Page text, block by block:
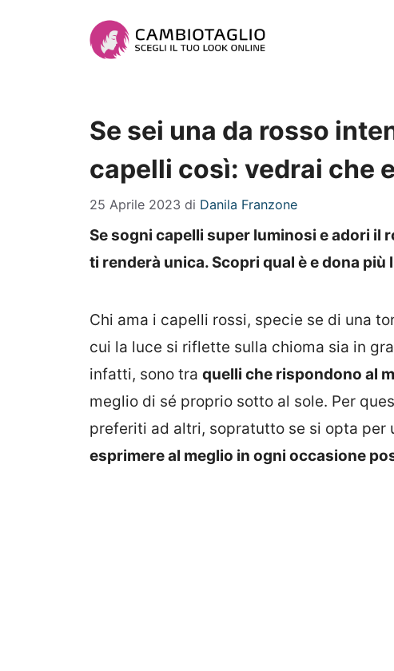
Se sei una da rosso
capelli così: vedrai che
25 Aprile 2023 di Danila Franzone
Se sogni capelli super luminosi e adori il
ti renderà unica. Scopri qual è e dona più
Chi ama i capelli rossi, specie se di una
cui la luce si riflette sulla chioma sia in
infatti, sono tra quelli che rispondono al
meglio di sé proprio sotto al sole. Per
preferiti ad altri, sopratutto se si opta per
esprimere al meglio in ogni occasione